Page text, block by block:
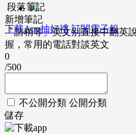
下載App抽好禮 訂閱電子報
段落筆記
新增筆記
「請稍等」英文別直接中翻英
握，常用的電話對談英文
0
/500
不公開分類 公開分類
儲存